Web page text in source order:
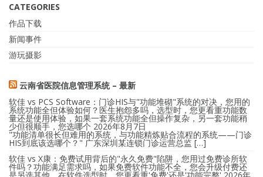
CATEGORIES
作品下载
新闻事件
游玩摄影
云南省医院信息管理系统 – 最新
软佳 vs PCS Software：门诊HIS与"功能堆砌"系统的对决，您用的
系统功能全但体验如何？医生抱怨多吗，选型时，您更看重功能数
量还是使用体验，如果一套系统功能全但操作复杂，另一套功能稍
少但很顺手，您选哪个 2026年8月7日
"功能清单很长但难用的系统，与功能精炼贴合流程的系统——门诊
HIS到底该选哪个？" 广东深圳某连锁门诊运营总监 […]
软佳 vs X康：免费试用背后的"永久免费"陷阱，您用过免费诊所软
件吗？功能满足需求吗，如果免费软件功能不全，您会升级付费还